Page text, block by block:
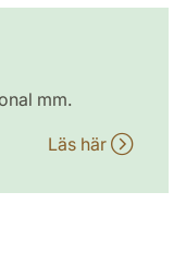
mm.
Läs här